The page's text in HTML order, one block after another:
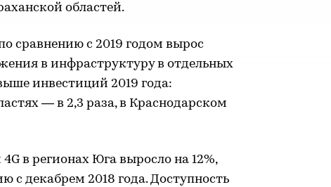
областей.
сравнению с 2019 годом вырос
в инфраструктуру в отдельных
инвестиций 2019 года:
— в 2,3 раза, в Краснодарском
в регионах Юга выросло на 12%,
с декабрем 2018 года. Доступность